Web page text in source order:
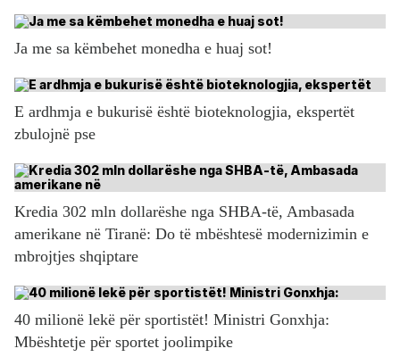
Ja me sa këmbehet monedha e huaj sot!
E ardhmja e bukurisë është bioteknologjia, ekspertët
zbulojnë pse
Kredia 302 mln dollarëshe nga SHBA-të, Ambasada
amerikane në Tiranë: Do të mbështesë modernizimin e
mbrojtjes shqiptare
40 milionë lekë për sportistët! Ministri Gonxhja:
Mbështetje për sportet joolimpike